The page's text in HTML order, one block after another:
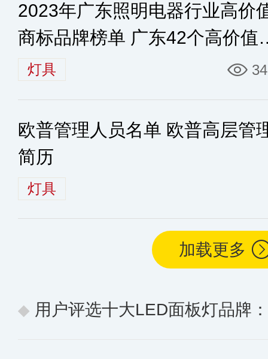
2023年广东照明电器行业高价
商标品牌榜单 广东42个高价值
明电器商标品牌
灯具
欧普管理人员名单 欧普高层管
简历
灯具
加载更多
用户评选十大LED面板灯品牌：聚焦